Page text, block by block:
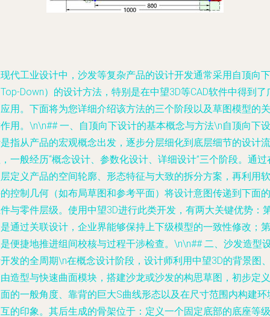
代工业设计中，沙发等复杂产品的设计开发通常采用自顶向下
Down）的设计方法，特别是在中望3D等CAD软件中得到了
用。下面将为您详细介绍该方法的三个阶段以及草图模型的关
用。\n\n## 一、自顶向下设计的基本概念与方法\n自顶向下设
指从产品的宏观概念出发，逐步分层细化到底层细节的设计流
一般经历“概念设计、参数化设计、详细设计”三个阶段。通过
定义产品的空间轮廓、形态特征与大致的拆分方案，再利用软
控制几何（如布局草图和参考平面）将设计意图传递到下面的
与零件层级。使用中望3D进行此类开发，有两大关键优势：
通过关联设计，企业界能够保持上下级模型的一致性修改；第
便捷地推进组间校核与过程干涉检查。\n\n## 二、沙发造型
发的全周期\n在概念设计阶段，设计师利用中望3D的背景图
造型与快速曲面模块，搭建沙龙或沙发的构思草图，初步定义
的一般角度、靠背的巨大S曲线形态以及在尺寸范围内构建环
的印象。其后生成的骨架位于：定义一个固定底部的底座等级